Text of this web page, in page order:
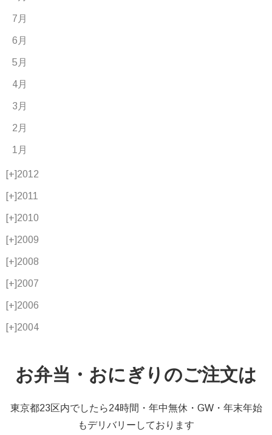
7月
6月
5月
4月
3月
2月
1月
[+]2012
[+]2011
[+]2010
[+]2009
[+]2008
[+]2007
[+]2006
[+]2004
お弁当・おにぎりのご注文は
東京都23区内でしたら24時間・年中無休・GW・年末年始
もデリバリーしております